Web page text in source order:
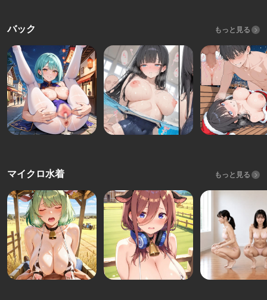
バック もっと見る
マイクロ水着 もっと見る